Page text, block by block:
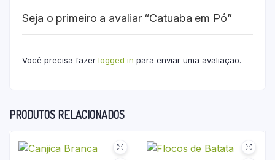
Seja o primeiro a avaliar “Catuaba em Pó”
Você precisa fazer logged in para enviar uma avaliação.
PRODUTOS RELACIONADOS